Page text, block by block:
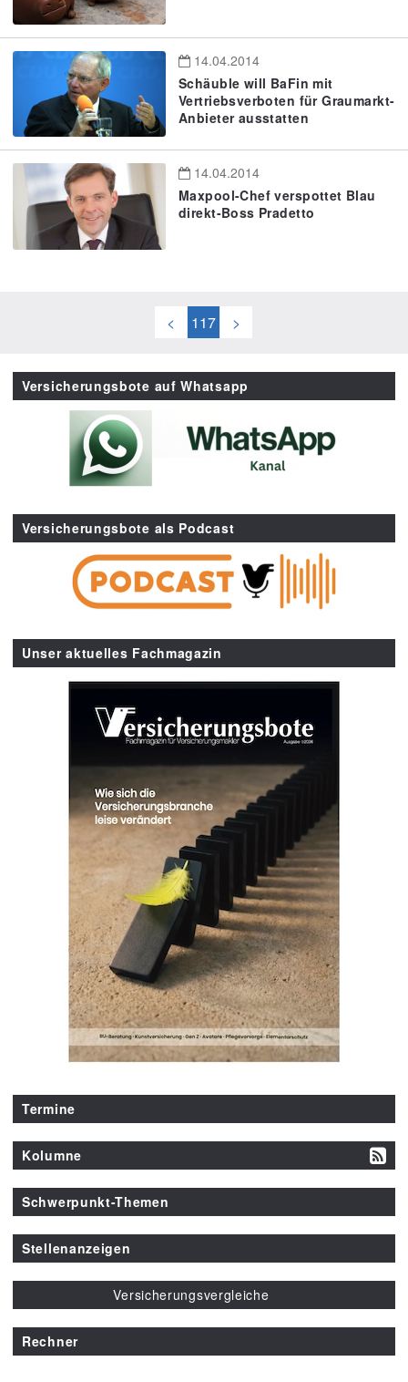
14.04.2014
Schäuble will BaFin mit
Vertriebsverboten für Graumarkt-
Anbieter ausstatten
14.04.2014
Maxpool-Chef verspottet Blau
direkt-Boss Pradetto
< 117 >
Versicherungsbote auf Whatsapp
Versicherungsbote als Podcast
Unser aktuelles Fachmagazin
Termine
Kolumne
Schwerpunkt-Themen
Stellenanzeigen
Versicherungsvergleiche
Rechner